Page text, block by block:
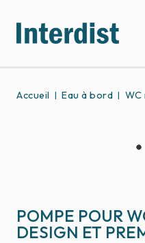
Accueil Eau à bord WC
POMPE POUR
DESIGN ET